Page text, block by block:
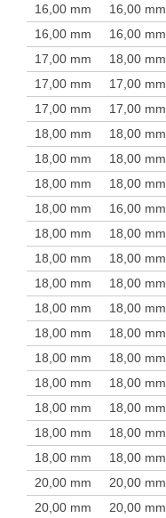
16,00 mm
16,00 mm
16,00 mm
16,00 mm
17,00 mm
18,00 mm
17,00 mm
17,00 mm
17,00 mm
17,00 mm
18,00 mm
18,00 mm
18,00 mm
18,00 mm
18,00 mm
18,00 mm
18,00 mm
16,00 mm
18,00 mm
18,00 mm
18,00 mm
18,00 mm
18,00 mm
18,00 mm
18,00 mm
18,00 mm
18,00 mm
18,00 mm
18,00 mm
18,00 mm
18,00 mm
18,00 mm
18,00 mm
18,00 mm
18,00 mm
18,00 mm
18,00 mm
18,00 mm
20,00 mm
20,00 mm
20,00 mm
20,00 mm